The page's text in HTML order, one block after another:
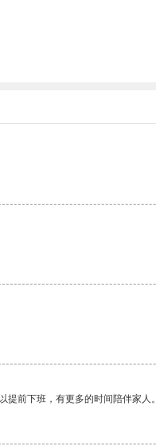
前下班，有更多的时间陪伴家人。